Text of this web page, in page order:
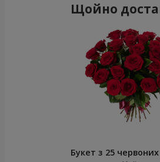
Щойно
Букет з 25